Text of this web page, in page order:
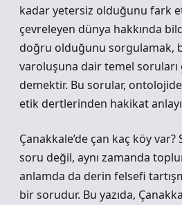
kadar yetersiz olduğunu fark
çevreleyen dünya hakkında
doğru olduğunu sorgulamak,
varoluşuna dair temel
demektir. Bu sorular,
etik dertlerinden hakikat
Çanakkale’de çan kaç köy
soru değil, aynı zamanda
anlamda da derin felsefi
bir sorudur. Bu yazıda,